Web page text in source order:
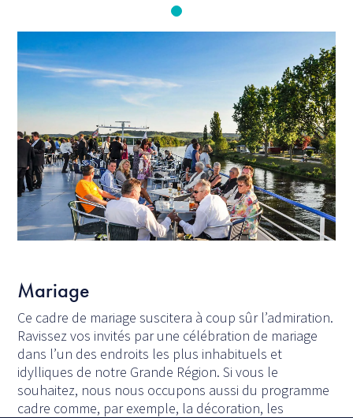
Mariage
Ce cadre de mariage suscitera à coup sûr l’admiration.
Ravissez vos invités par une célébration de mariage
dans l’un des endroits les plus inhabituels et
idylliques de notre Grande Région. Si vous le
souhaitez, nous nous occupons aussi du programme
cadre comme, par exemple, la décoration, les